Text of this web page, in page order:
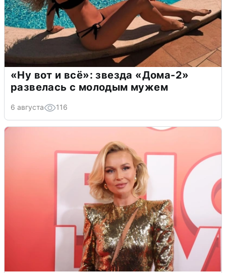
«Ну вот и всё»: звезда «Дома-2»
развелась с молодым мужем
6 августа 116